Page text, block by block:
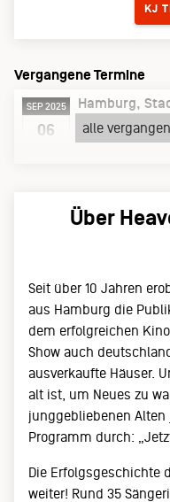
KJ
Vergangene Termine
SEP 2025
06
Hamburg
Samstag,
alle
Über
Seit über 10 Jahren
aus Hamburg die
dem erfolgreichen
Show auch
ausverkaufte Häuser.
alt ist, um Neues zu
junggebliebenen
Programm durch:
Die Erfolgsgeschichte
weiter! Rund 35